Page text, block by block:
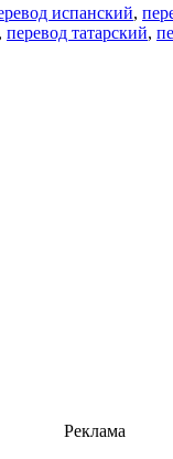
испанский,
, перевод татарский,
Реклама